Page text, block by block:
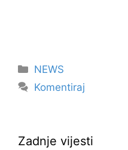
Kategorije
NEWS
Komentiraj
Zadnje vijesti